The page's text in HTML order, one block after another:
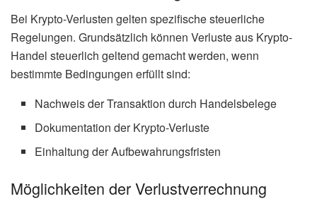
Bei Krypto-Verlusten gelten spezifische steuerliche
Regelungen. Grundsätzlich können Verluste aus Krypto-
Handel steuerlich geltend gemacht werden, wenn
bestimmte Bedingungen erfüllt sind:
Nachweis der Transaktion durch Handelsbelege
Dokumentation der Krypto-Verluste
Einhaltung der Aufbewahrungsfristen
Möglichkeiten der Verlustverrechnung